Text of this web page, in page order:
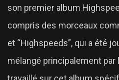
son premier album
compris des morceaux
et “Highspeeds”, qui a été
mélangé principalement